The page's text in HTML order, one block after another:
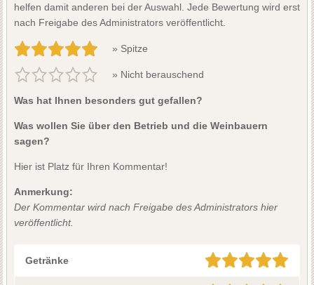
helfen damit anderen bei der Auswahl. Jede Bewertung wird erst
nach Freigabe des Administrators veröffentlicht.
» Spitze
» Nicht berauschend
Was hat Ihnen besonders gut gefallen?
Was wollen Sie über den Betrieb und die Weinbauern
sagen?
Hier ist Platz für Ihren Kommentar!
Anmerkung:
Der Kommentar wird nach Freigabe des Administrators hier
veröffentlicht.
Getränke